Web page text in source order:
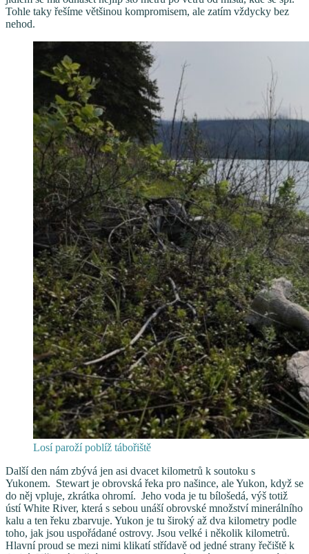
Tohle taky řešíme většinou kompromisem, ale zatím vždycky bez
nehod.
Losí paroží poblíž tábořiště
Další den nám zbývá jen asi dvacet kilometrů k soutoku s
Yukonem. Stewart je obrovská řeka pro našince, ale Yukon, když se
do něj vpluje, zkrátka ohromí. Jeho voda je tu bílošedá, výš totiž
ústí White River, která s sebou unáší obrovské množství minerálního
kalu a ten řeku zbarvuje. Yukon je tu široký až dva kilometry podle
toho, jak jsou uspořádané ostrovy. Jsou velké i několik kilometrů.
Hlavní proud se mezi nimi klikatí střídavě od jedné strany řečiště k